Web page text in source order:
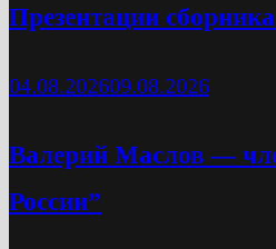
Презентации
04.08.202609.08.2026
Валерий Маслов —
России”